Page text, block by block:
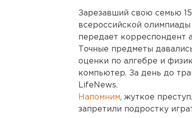
Зарезавший свою семью
всероссийской
передает корреспондент
Точные предметы
оценки по алгебре и
компьютер. За день до
LifeNews.
Напомним, жуткое
запретили подростку